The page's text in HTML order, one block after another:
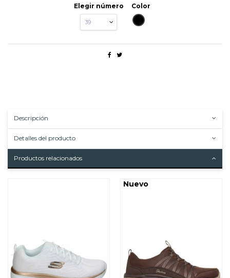
Elegir número
Color
NEGRO
Descripción
Detalles del producto
Productos relacionados
Nuevo